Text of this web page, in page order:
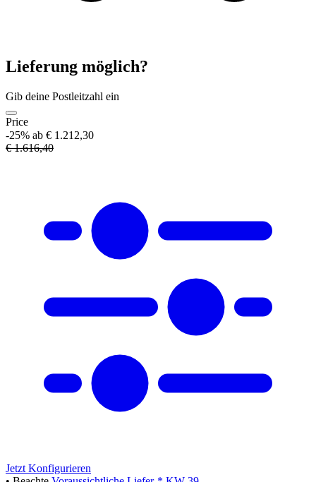
Lieferung möglich?
Gib deine Postleitzahl ein
Price
-25% ab € 1.212,30
€ 1.616,40
Jetzt Konfigurieren